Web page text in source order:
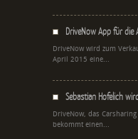
DriveNow App für die
DriveNow wird zum
April 2015 eine...
Sebastian Hofelich
DriveNow, das
bekommt einen...